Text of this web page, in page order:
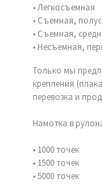
• Легкосъемная
• Съемная,
• Съемная,
• Несъемная,
Только мы
крепления
перевозка и
Намотка в
• 1000 точек
• 1500 точек
• 5000 точек